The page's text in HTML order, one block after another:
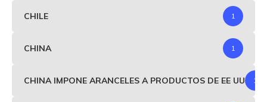
CHILE 1
CHINA 1
CHINA IMPONE ARANCELES A PRODUCTOS DE EE UU 1